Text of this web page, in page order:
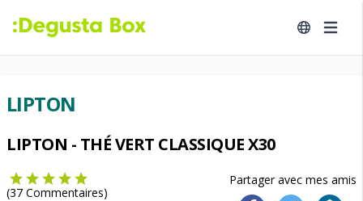
LIPTON
LIPTON - THÉ VERT CLASSIQUE X30
Partager avec mes amis
(37 Commentaires)